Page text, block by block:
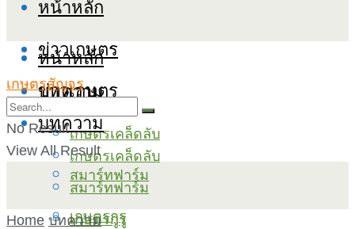
หน้าหลัก
ข่าวเกษตร
บทความ
เกษตรเคล็ดลับ
สมาร์ทฟาร์ม
เกษตรกูรู
หน้าหลัก
ข่าวเกษตร
บทความ
เกษตรเคล็ดลับ
สมาร์ทฟาร์ม
เกษตรกูรู
เกษตรสัญจร
No Result
View All Result
Home บทความ